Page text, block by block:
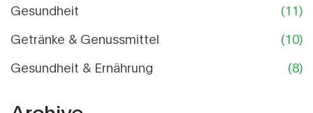
Gesundheit
(11)
Getränke & Genussmittel
(10)
Gesundheit & Ernährung
(8)